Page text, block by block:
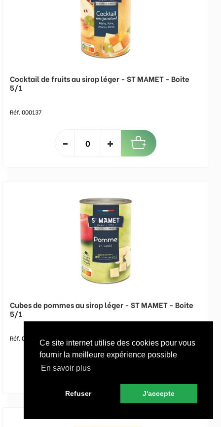
Ce site internet utilise des cookies pour vous
fournir la meilleure expérience possible
En savoir plus
Refuser J'accepte
Cocktail de fruits au sirop léger - ST MAMET - Boite
5/1
Réf. 000137
Cubes de pommes au sirop léger - ST MAMET - Boite
5/1
Réf. 027064